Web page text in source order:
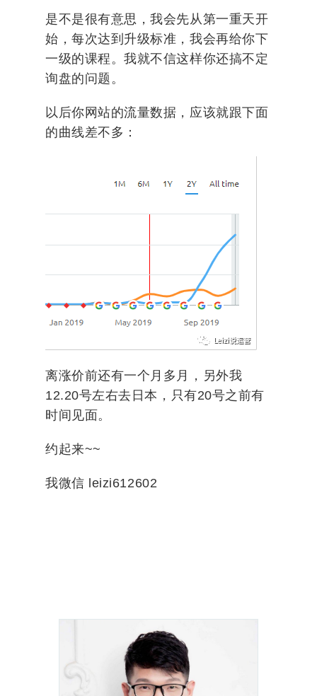
是不是很有意思，我会先从第一重天开
始，每次达到升级标准，我会再给你下
一级的课程。我就不信这样你还搞不定
询盘的问题。
以后你网站的流量数据，应该就跟下面
的曲线差不多：
离涨价前还有一个月多月，另外我
12.20号左右去日本，只有20号之前有
时间见面。
约起来~~
我微信 leizi612602